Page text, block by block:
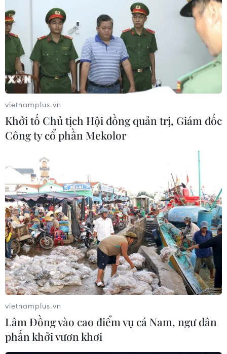
vietnamplus.vn
Khởi tố Chủ tịch Hội đồng quản trị, Giám đốc
Công ty cổ phần Mekolor
vietnamplus.vn
Lâm Đồng vào cao điểm vụ cá Nam, ngư dân
phấn khởi vươn khơi